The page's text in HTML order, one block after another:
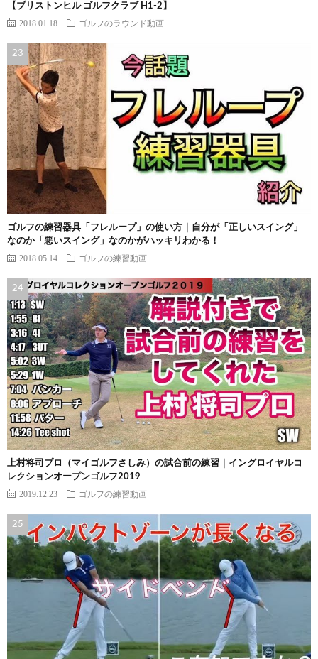
【ブリストンヒル ゴルフクラブ H1-2】
2018.01.18 ゴルフのラウンド動画
ゴルフの練習器具「フレループ」の使い方｜自分が「正しいスイング」
なのか「悪いスイング」なのかがハッキリわかる！
2018.05.14 ゴルフの練習動画
上村将司プロ（マイゴルフさしみ）の試合前の練習｜イングロイヤルコ
レクションオープンゴルフ2019
2019.12.23 ゴルフの練習動画